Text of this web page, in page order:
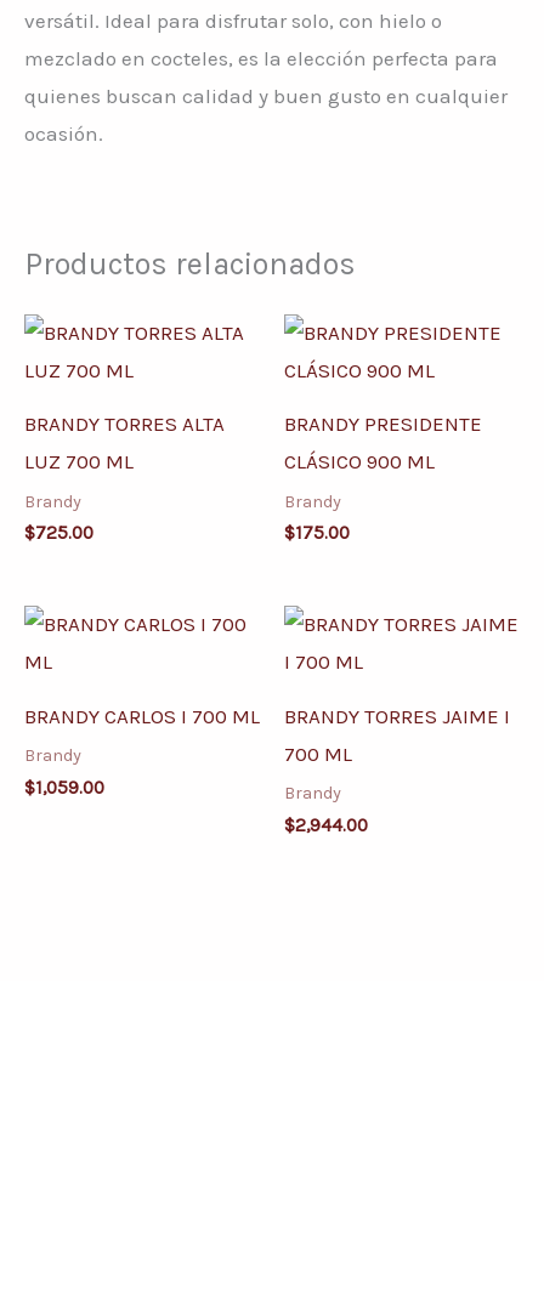
versátil. Ideal para disfrutar solo, con hielo o
mezclado en cocteles, es la elección perfecta para
quienes buscan calidad y buen gusto en cualquier
ocasión.
Productos relacionados
BRANDY TORRES ALTA
LUZ 700 ML
Brandy
$725.00
BRANDY PRESIDENTE
CLÁSICO 900 ML
Brandy
$175.00
BRANDY CARLOS I 700 ML
Brandy
$1,059.00
BRANDY TORRES JAIME I
700 ML
Brandy
$2,944.00